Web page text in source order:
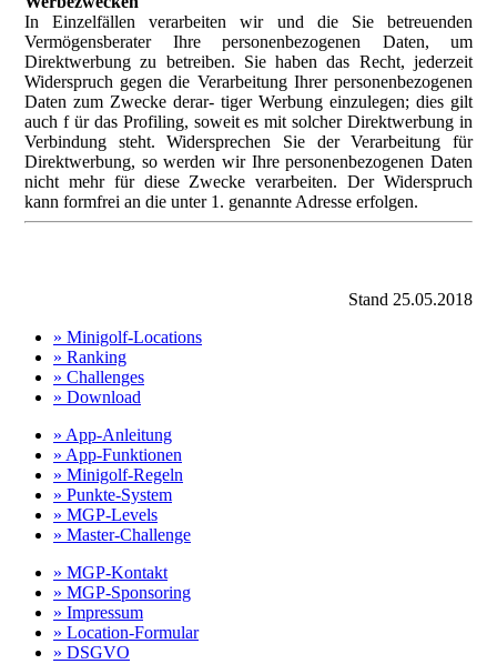
In Einzelfällen verarbeiten wir und die Sie betreuenden
Vermögensberater Ihre personenbezogenen Daten, um
Direktwerbung zu betreiben. Sie haben das Recht, jederzeit
Widerspruch gegen die Verarbeitung Ihrer personenbezogenen
Daten zum Zwecke derar- tiger Werbung einzulegen; dies gilt
auch f ür das Profiling, soweit es mit solcher Direktwerbung in
Verbindung steht. Widersprechen Sie der Verarbeitung für
Direktwerbung, so werden wir Ihre personenbezogenen Daten
nicht mehr für diese Zwecke verarbeiten. Der Widerspruch
kann formfrei an die unter 1. genannte Adresse erfolgen.
Stand 25.05.2018
» Minigolf-Locations
» Ranking
» Challenges
» Download
» App-Anleitung
» App-Funktionen
» Minigolf-Regeln
» Punkte-System
» MGP-Levels
» Master-Challenge
» MGP-Kontakt
» MGP-Sponsoring
» Impressum
» Location-Formular
» DSGVO